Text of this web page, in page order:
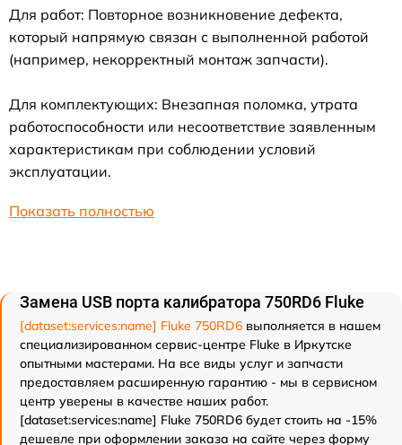
Для работ: Повторное возникновение дефекта,
который напрямую связан с выполненной работой
(например, некорректный монтаж запчасти).
Для комплектующих: Внезапная поломка, утрата
работоспособности или несоответствие заявленным
характеристикам при соблюдении условий
эксплуатации.
Показать полностью
Замена USB порта калибратора 750RD6 Fluke
[dataset:services:name] Fluke 750RD6 выполняется в нашем
специализированном сервис-центре Fluke в Иркутске
опытными мастерами. На все виды услуг и запчасти
предоставляем расширенную гарантию - мы в сервисном
центр уверены в качестве наших работ.
[dataset:services:name] Fluke 750RD6 будет стоить на -15%
дешевле при оформлении заказа на сайте через форму